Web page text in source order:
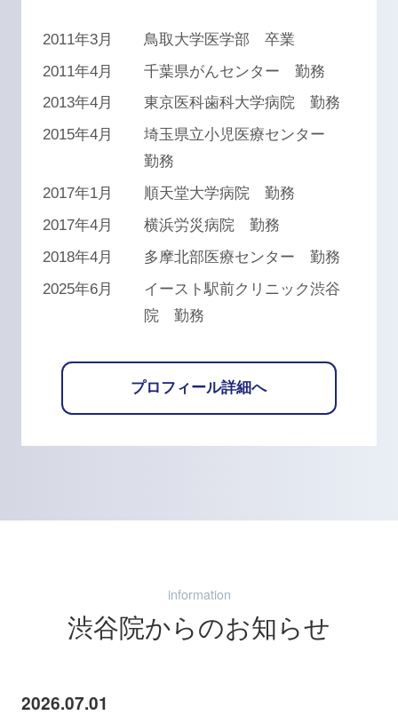
2011年3月
鳥取大学医学部 卒業
2011年4月
千葉県がんセンター 勤務
2013年4月
東京医科歯科大学病院 勤務
2015年4月
埼玉県立小児医療センター
勤務
2017年1月
順天堂大学病院 勤務
2017年4月
横浜労災病院 勤務
2018年4月
多摩北部医療センター 勤務
2025年6月
イースト駅前クリニック渋谷
院 勤務
プロフィール詳細へ
information
渋谷院からのお知らせ
2026.07.01